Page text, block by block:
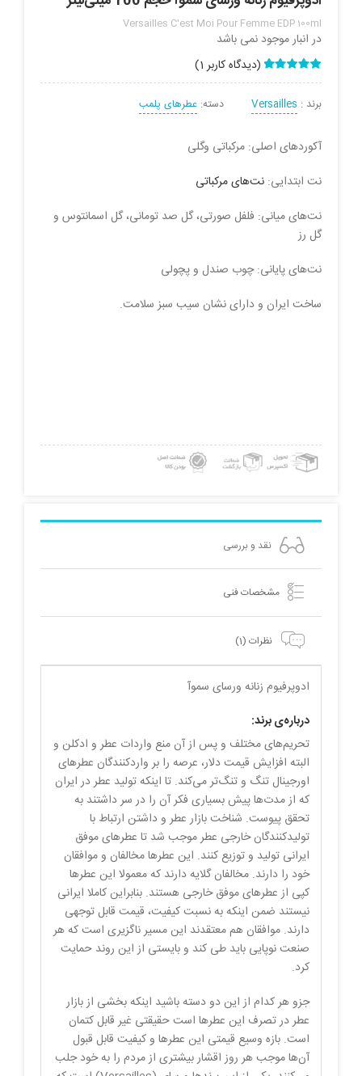
Versailles C'est Moi Pour Femme EDP 100ml
در انبار موجود نمی باشد
امتیاز5.00از
1
مشتری
(دیدگاه کاربر1
)
برند : Versailles دسته: عطرهای پلمب
آکوردهای اصلی: مرکباتی وگلی
نت‌ ابتدایی: نت‌های مرکباتی
نت‌های میانی: فلفل صورتی، گل صد تومانی، گل اسمانتوس و
گل رز
نت‌های پایانی: چوب صندل و پچولی
ساخت ایران و دارای نشان سیب سبز سلامت.
نقد و بررسی
مشخصات فنی
نظرات (1)
ادوپرفیوم زنانه ورسای سموآ
درباره‌ی برند:
تحریم‌های مختلف و پس از آن منع واردات عطر و ادکلن و
البته افزایش قیمت دلار، عرصه را بر واردکنندگان عطرهای
اورجینال تنگ و تنگ‌تر می‌کند. تا اینکه تولید عطر در ایران
که از مدت‌ها پیش بسیاری فکر آن را در سر داشتند به
تحقق پیوست. شناخت بازار عطر و داشتن ارتباط با
تولیدکنندگان خارجی عطر موجب شد تا عطرهای موفق
ایرانی تولید و توزیع کنند. این عطرها مخالفان و موافقان
خود را دارند. مخالفان گلایه دارند که معمولا این عطرها
کپی از عطرهای موفق خارجی هستند. بنابراین کاملا ایرانی
نیستند ضمن اینکه به نسبت کیفیت، قیمت قابل توجهی
دارند. موافقان هم معتقدند این مسیر ناگزیری است که هر
صنعت نوپایی باید طی کند و بایستی از این روند حمایت
کرد.
جزو هر کدام از این دو دسته باشید اینکه بخشی از بازار
عطر در تصرف این عطرها است حقیقتی غیر قابل کتمان
است. بازه وسیع قیمتی این عطرها و کیفیت قابل قبول
آن‌ها موجب هر روز اقشار بیشتری از مردم را به خود جلب